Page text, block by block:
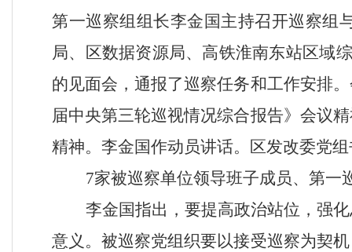
第一巡察组组长李金国主持召开巡察组
局、区数据资源局、高铁淮南东站区域
的见面会，通报了巡察任务和工作安排
届中央第三轮巡视情况综合报告》会议
精神。李金国作动员讲话。
区发改委党
7家被巡察单位领导班子成员、第一
李金国指出， 要提高政治站位，强
意义。被巡察党组织要以接受巡察为契